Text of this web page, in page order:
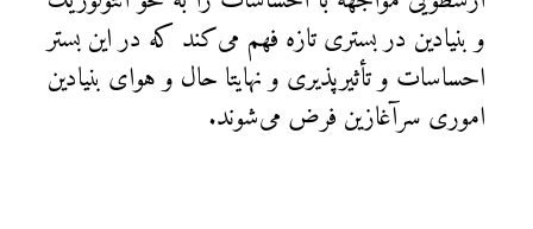
و بنيادين در بستری تازه فهم می‌كند كه در اين بستر
احساسات و تأثيرپذيری و نهايتا حال و هوای بنيادين
اموری سرآغازين فرض می‌شوند.